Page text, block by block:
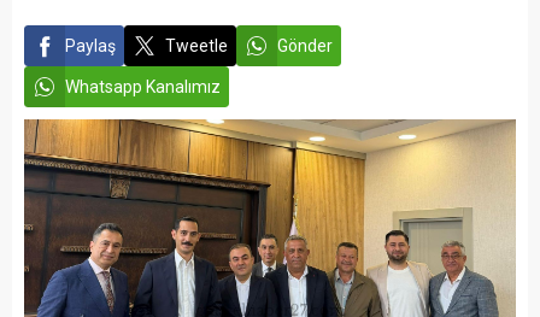
Paylaş Tweetle Gönder
Whatsapp Kanalımız